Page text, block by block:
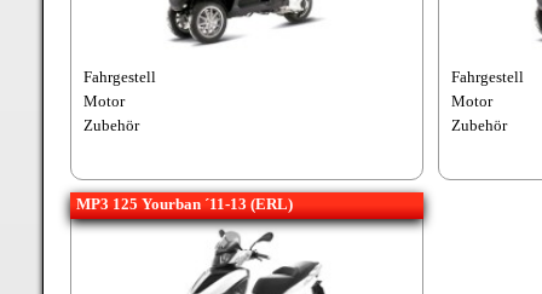
Fahrgestell
Motor
Zubehör
Fahrgestell
Motor
Zubehör
MP3 125 Yourban ´11-13 (ERL)